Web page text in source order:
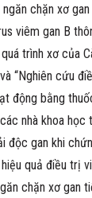
chặn xơ
viêm gan B
trình xơ của
“Nghiên cứu
động bằng
nhà khoa
gan khi
quả điều trị
chặn xơ gan